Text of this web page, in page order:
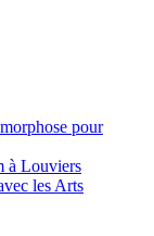
pour
à Louviers
les Arts